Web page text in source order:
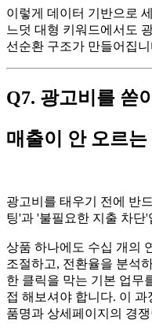
이렇게 데이터 기반으로
느덧 대형 키워드에서도
선순환 구조가 만들어집니
Q7. 광고비를 쏟
매출이 안 오르는
광고비를 태우기 전에 반
팅'과 '불필요한 지출 차단'
상품 하나에도 수십 개의
조절하고, 전환율을 분석
한 클릭을 막는 기본 업무
접 해보셔야 합니다. 이
품명과 상세페이지의 경